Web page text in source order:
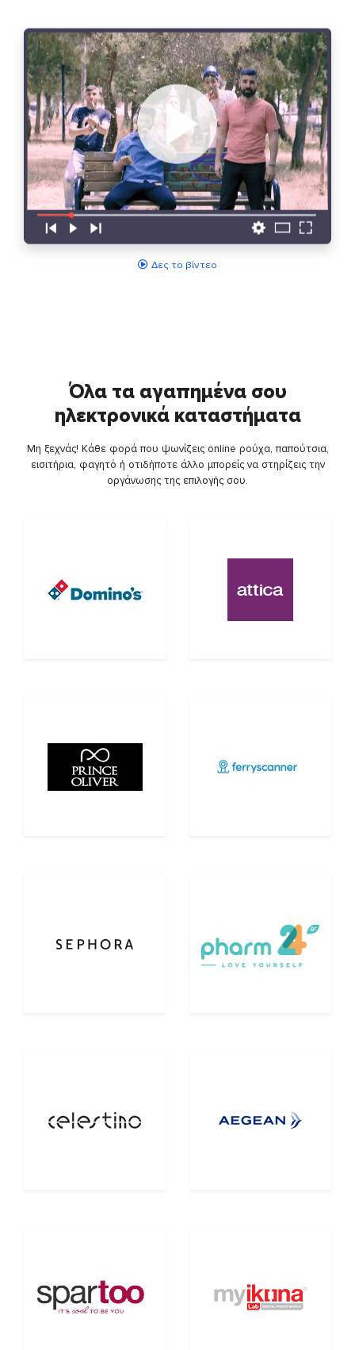
Δες το βίντεο
Όλα τα αγαπημένα σου
ηλεκτρονικά καταστήματα
Μη ξεχνάς! Κάθε φορά που ψωνίζεις online ρούχα, παπούτσια,
εισιτήρια, φαγητό ή οτιδήποτε άλλο μπορείς να στηρίζεις την
οργάνωσης της επιλογής σου.